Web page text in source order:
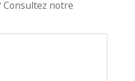
Consultez notre